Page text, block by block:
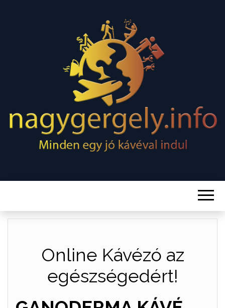
NAGY
GERGELY
Minden egy jó kávéval indul
Online Kávézó az
egészségedért!